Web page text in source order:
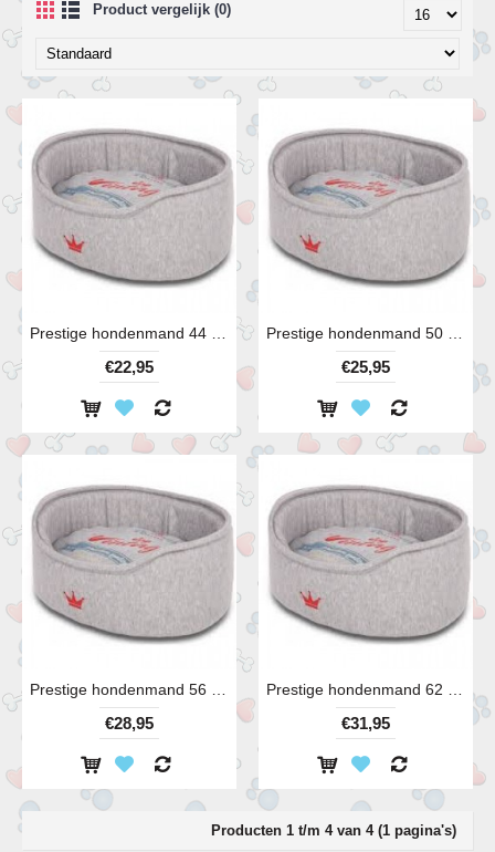
Product vergelijk (0)
€22,95 €25,95
€28,95 €31,95
Producten 1 t/m 4 van 4 (1 pagina's)